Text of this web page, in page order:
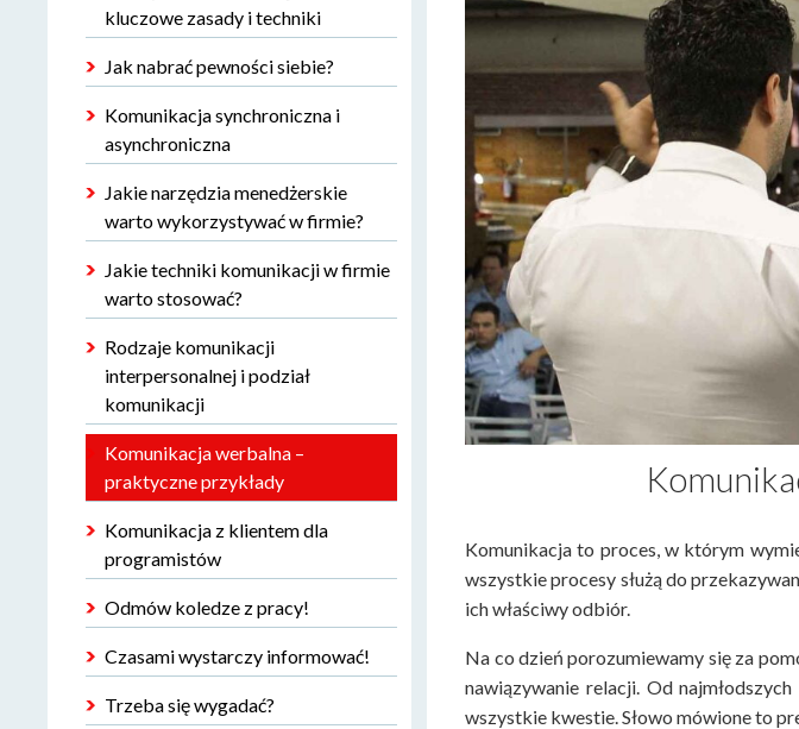
kluczowe zasady i techniki
Jak nabrać pewności siebie?
Komunikacja synchroniczna i
asynchroniczna
Jakie narzędzia menedżerskie
warto wykorzystywać w firmie?
Jakie techniki komunikacji w firmie
warto stosować?
Rodzaje komunikacji
interpersonalnej i podział
komunikacji
Komunikacja werbalna –
praktyczne przykłady
Komunikacja z klientem dla
programistów
Odmów koledze z pracy!
Czasami wystarczy informować!
Trzeba się wygadać?
Komunikacja to proces, w którym
wszystkie procesy służą do
ich właściwy odbiór.
Na co dzień porozumiewamy się za
nawiązywanie relacji. Od
wszystkie kwestie. Słowo mówione to